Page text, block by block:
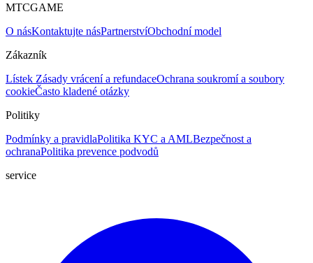
MTCGAME
O násKontaktujte násPartnerstvíObchodní model
Zákazník
Lístek Zásady vrácení a refundaceOchrana soukromí a soubory
cookieČasto kladené otázky
Politiky
Podmínky a pravidlaPolitika KYC a AMLBezpečnost a
ochranaPolitika prevence podvodů
service